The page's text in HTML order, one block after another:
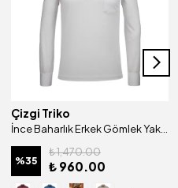
Çizgi Triko
İnce Baharlık Erkek Gömlek Yaka Kol Manşetli Cepli Sweat - 4825
%35
₺ 1,470.00
₺ 960.00